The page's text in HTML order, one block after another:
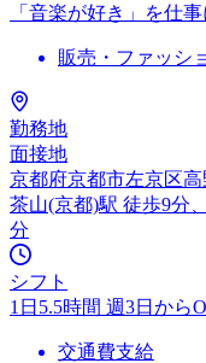
「音楽が好き」を仕
販売・ファッシ
勤務地
面接地
京都府京都市左京区
茶山(京都)駅 徒歩9分
分
シフト
1日5.5時間 週3日から
交通費支給